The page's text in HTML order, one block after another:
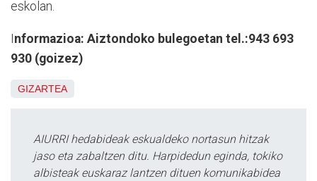
eskolan.
Informazioa: Aiztondoko bulegoetan tel.:943 693
930 (goizez)
GIZARTEA
AIURRI hedabideak eskualdeko nortasun hitzak
jaso eta zabaltzen ditu. Harpidedun eginda, tokiko
albisteak euskaraz lantzen dituen komunikabidea